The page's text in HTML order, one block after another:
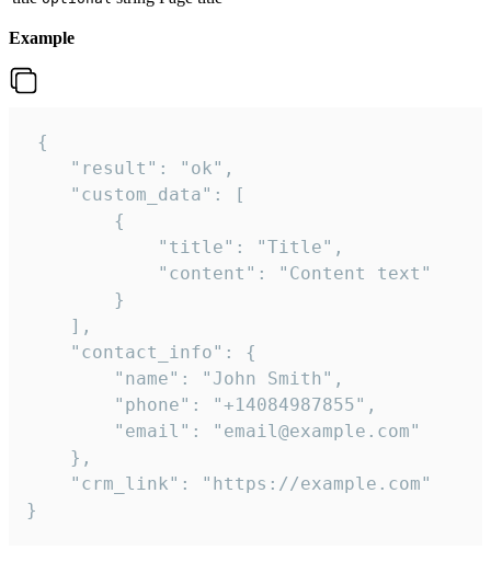
Example
{
    "result": "ok",
    "custom_data": [
        {
            "title": "Title",
            "content": "Content text"
        }
    ],
    "contact_info": {
        "name": "John Smith",
        "phone": "+14084987855",
        "email": "email@example.com"
    },
    "crm_link": "https://example.com"
}